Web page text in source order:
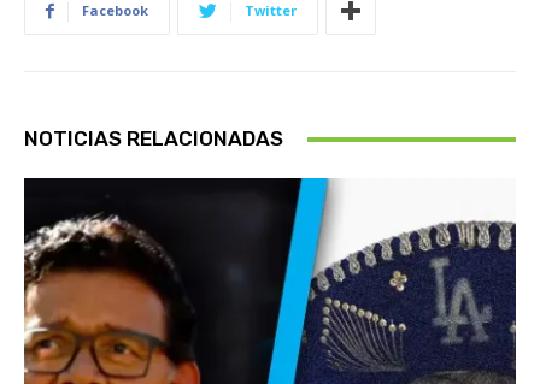
Facebook Twitter
NOTICIAS RELACIONADAS